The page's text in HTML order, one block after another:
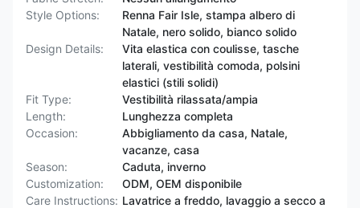
Style Options:
Renna Fair Isle, stampa albero di
Natale, nero solido, bianco solido
Design Details:
Vita elastica con coulisse, tasche
laterali, vestibilità comoda, polsini
elastici (stili solidi)
Fit Type:
Vestibilità rilassata/ampia
Length:
Lunghezza completa
Occasion:
Abbigliamento da casa, Natale,
vacanze, casa
Season:
Caduta, inverno
Customization:
ODM, OEM disponibile
Care Instructions: Lavatrice a freddo, lavaggio a secco a